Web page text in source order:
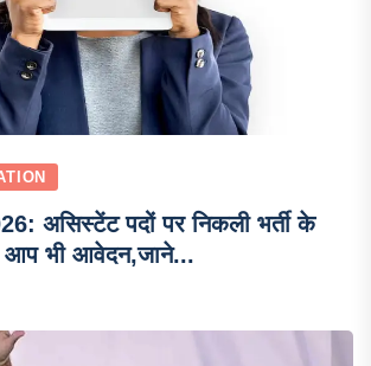
असिस्टेंट पदों पर निकली भर्ती के
भी आवेदन,जाने...